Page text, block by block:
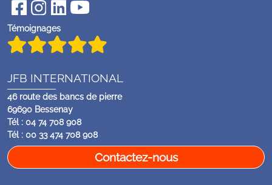
Témoignages
JFB INTERNATIONAL
46 route des bancs de pierre
69690 Bessenay
Tél : 04 74 708 908
Tél : 00 33 474 708 908
Contactez-nous